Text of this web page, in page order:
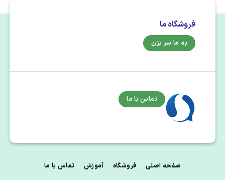
فروشگاه ما
به ما سر بزن
تماس با ما
صفحه اصلی فروشگاه آموزش تماس با ما